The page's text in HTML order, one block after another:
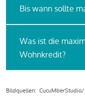
Bis wann sollte
Was ist die
Wohnkredit?
Bildquellen: